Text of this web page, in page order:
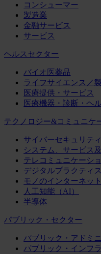
コンシューマー
製造業
金融サービス
サービス
ヘルスセクター
バイオ医薬品
ライフサイエンス／
医療提供・サービス
医療機器・診断・ヘ
テクノロジー&コミュニケ
サイバーセキュリティ
システム、サービス
テレコミュニケーシ
デジタルプラクティス
モノのインターネッ
人工知能（AI）
半導体
パブリック・セクター
パブリック・アドミ
パブリック・インフラ